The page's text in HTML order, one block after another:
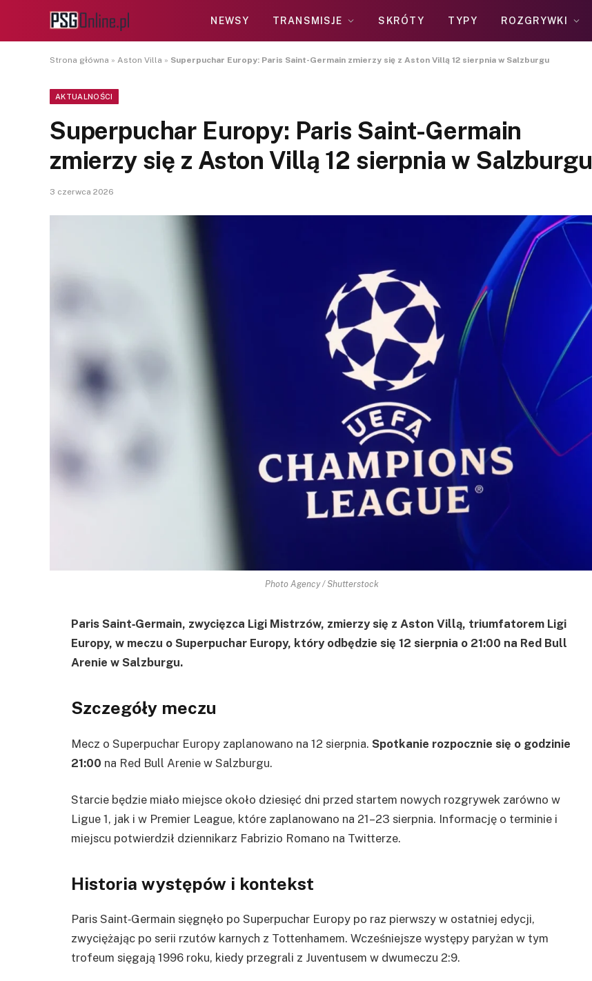
NEWSY TRANSMISJE SKRÓTY TYPY ROZGRYWKI
Strona główna » Aston Villa » Superpuchar Europy: Paris Saint-Germain zmierzy się z Aston Villą 12 sierpnia w Salzburgu
AKTUALNOŚCI
Superpuchar Europy: Paris Saint-Germain
zmierzy się z Aston Villą 12 sierpnia w Salzburgu
3 czerwca 2026
Photo Agency / Shutterstock
Paris Saint‑Germain, zwycięzca Ligi Mistrzów, zmierzy się z Aston Villą, triumfatorem Ligi
Europy, w meczu o Superpuchar Europy, który odbędzie się 12 sierpnia o 21:00 na Red Bull
Arenie w Salzburgu.
Szczegóły meczu
Mecz o Superpuchar Europy zaplanowano na 12 sierpnia. Spotkanie rozpocznie się o godzinie
21:00 na Red Bull Arenie w Salzburgu.
Starcie będzie miało miejsce około dziesięć dni przed startem nowych rozgrywek zarówno w
Ligue 1, jak i w Premier League, które zaplanowano na 21–23 sierpnia. Informację o terminie i
miejscu potwierdził dziennikarz Fabrizio Romano na Twitterze.
Historia występów i kontekst
Paris Saint‑Germain sięgnęło po Superpuchar Europy po raz pierwszy w ostatniej edycji,
zwyciężając po serii rzutów karnych z Tottenhamem. Wcześniejsze występy paryżan w tym
trofeum sięgają 1996 roku, kiedy przegrali z Juventusem w dwumeczu 2:9.